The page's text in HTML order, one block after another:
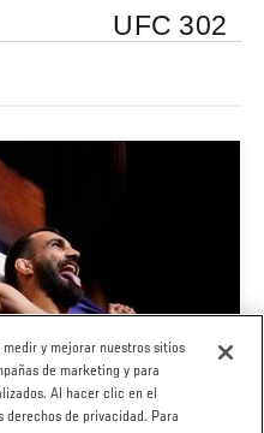
UFC 302
| UFC PARIS
y mejorar nuestros sitios
de marketing y para
Al hacer clic en el
de privacidad. Para